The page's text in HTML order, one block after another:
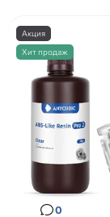
Акция
Хит продаж
0